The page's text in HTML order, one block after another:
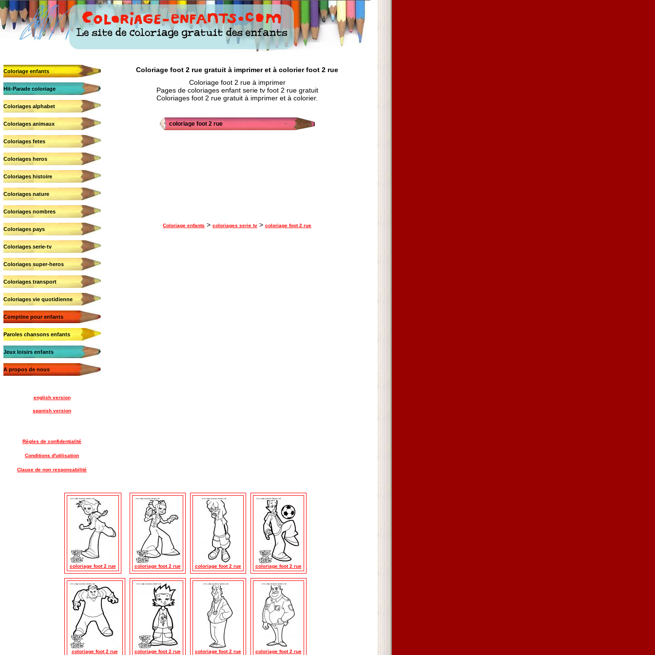
Coloriage enfants
Hit-Parade coloriage
Coloriages alphabet
Coloriages animaux
Coloriages fetes
Coloriages heros
Coloriages histoire
Coloriages nature
Coloriages nombres
Coloriages pays
Coloriages serie-tv
Coloriages super-heros
Coloriages transport
Coloriages vie quotidienne
Comptine pour enfants
Paroles chansons enfants
Jeux loisirs enfants
A propos de nous
english version
spanish version
Règles de confidentialité
Conditions d'utilisation
Clause de non responsabilité
Coloriage foot 2 rue gratuit à imprimer et à colorier foot 2 rue
Coloriage foot 2 rue à imprimer
Pages de coloriages enfant serie tv foot 2 rue gratuit
Coloriages foot 2 rue gratuit à imprimer et à colorier.
coloriage foot 2 rue
Coloriage enfants > coloriages serie tv > coloriage foot 2 rue
coloriage foot 2 rue coloriage foot 2 rue coloriage foot 2 rue coloriage foot 2 rue
coloriage foot 2 rue coloriage foot 2 rue coloriage foot 2 rue coloriage foot 2 rue